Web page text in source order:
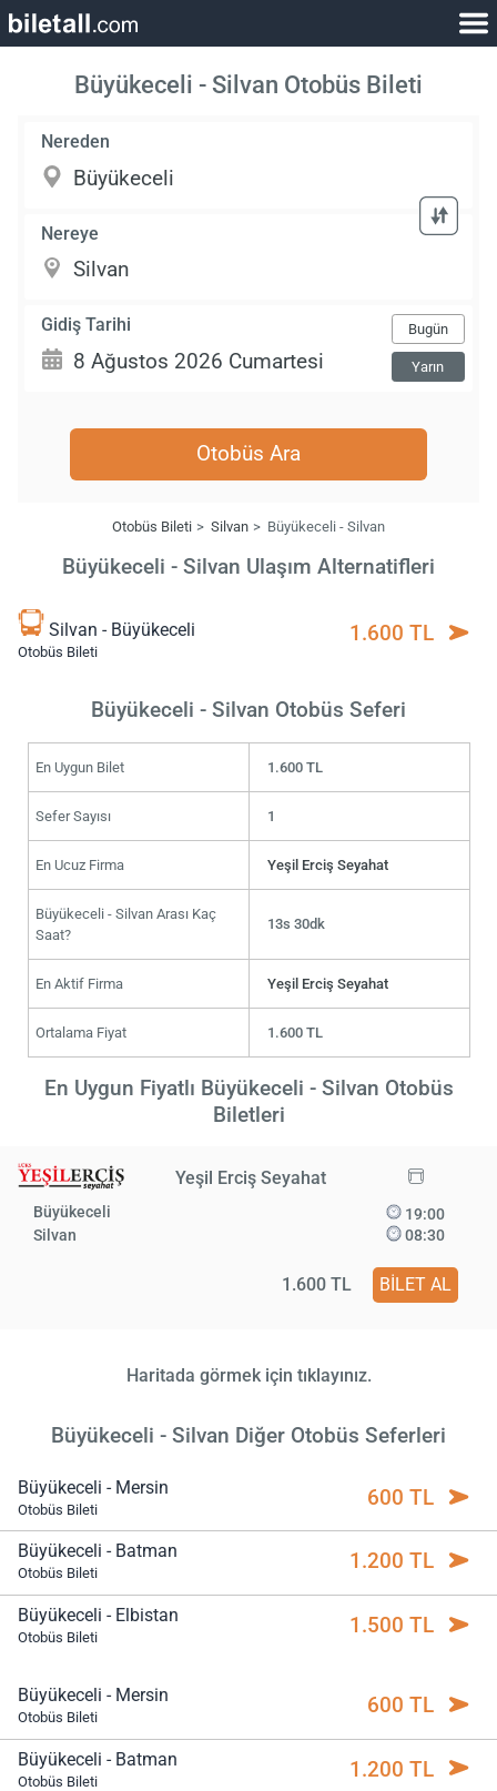
Büyükeceli - Silvan Otobüs Bileti
Nereden
Nereye
Gidiş Tarihi Bugün
Yarın
Otobüs Ara
Otobüs Bileti Silvan Büyükeceli - Silvan
Büyükeceli - Silvan Ulaşım Alternatifleri
Silvan - Büyükeceli
Otobüs Bileti
1.600 TL
Büyükeceli - Silvan Otobüs Seferi
En Uygun Bilet 1.600 TL
Sefer Sayısı 1
En Ucuz Firma Yeşil Erciş Seyahat
Büyükeceli - Silvan Arası Kaç
Saat?
13s 30dk
En Aktif Firma Yeşil Erciş Seyahat
Ortalama Fiyat 1.600 TL
En Uygun Fiyatlı Büyükeceli - Silvan Otobüs
Biletleri
Yeşil Erciş Seyahat
Büyükeceli
Silvan
19:00
08:30
1.600 TL BİLET AL
Haritada görmek için tıklayınız.
Büyükeceli - Silvan Diğer Otobüs Seferleri
Büyükeceli - Mersin
Otobüs Bileti 600 TL
Büyükeceli - Batman
Otobüs Bileti 1.200 TL
Büyükeceli - Elbistan
Otobüs Bileti 1.500 TL
Büyükeceli - Mersin
Otobüs Bileti 600 TL
Büyükeceli - Batman
Otobüs Bileti 1.200 TL